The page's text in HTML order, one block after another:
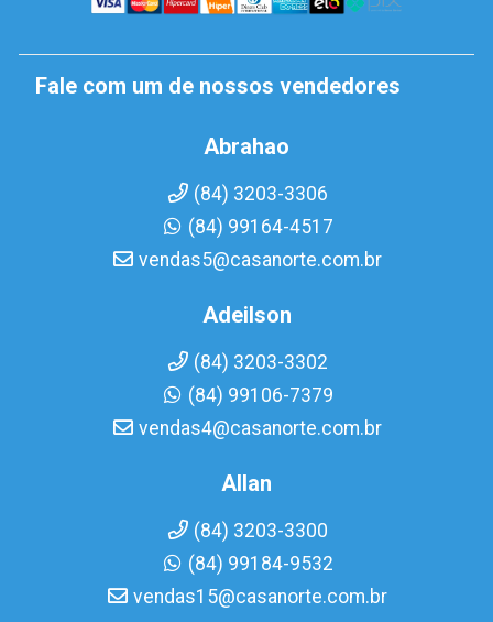
Fale com um de nossos vendedores
Abrahao
(84) 3203-3306
(84) 99164-4517
vendas5@casanorte.com.br
Adeilson
(84) 3203-3302
(84) 99106-7379
vendas4@casanorte.com.br
Allan
(84) 3203-3300
(84) 99184-9532
vendas15@casanorte.com.br